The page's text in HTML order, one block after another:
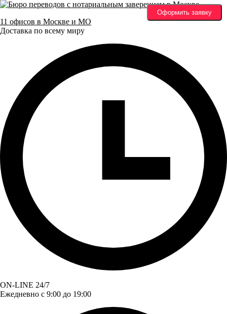
11 офисов в Москве и МО
Доставка по всему миру
ON-LINE 24/7
Ежедневно с 9:00 до 19:00
Оформить заявку